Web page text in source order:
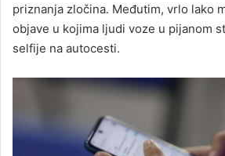
priznanja zločina. Međutim, vrlo lako
objave u kojima ljudi voze u pijanom
selfije na autocesti.